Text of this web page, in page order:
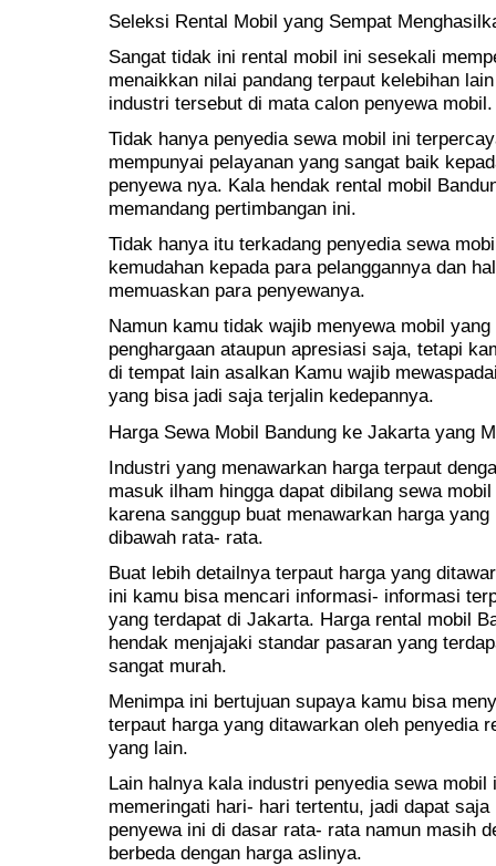
Seleksi Rental Mobil yang Sempat
Sangat tidak ini rental mobil ini sesekali
menaikkan nilai pandang terpaut kelebihan
industri tersebut di mata calon penyewa mobil.
Tidak hanya penyedia sewa mobil ini
mempunyai pelayanan yang sangat baik
penyewa nya. Kala hendak rental mobil
memandang pertimbangan ini.
Tidak hanya itu terkadang penyedia sewa
kemudahan kepada para pelanggannya dan
memuaskan para penyewanya.
Namun kamu tidak wajib menyewa mobil
penghargaan ataupun apresiasi saja, tetapi
di tempat lain asalkan Kamu wajib
yang bisa jadi saja terjalin kedepannya.
Harga Sewa Mobil Bandung ke Jakarta yang
Industri yang menawarkan harga terpaut
masuk ilham hingga dapat dibilang sewa
karena sanggup buat menawarkan harga
dibawah rata- rata.
Buat lebih detailnya terpaut harga yang
ini kamu bisa mencari informasi- informasi
yang terdapat di Jakarta. Harga rental mobil
hendak menjajaki standar pasaran yang
sangat murah.
Menimpa ini bertujuan supaya kamu bisa
terpaut harga yang ditawarkan oleh penyedia
yang lain.
Lain halnya kala industri penyedia sewa
memeringati hari- hari tertentu, jadi dapat
penyewa ini di dasar rata- rata namun masih
berbeda dengan harga aslinya.